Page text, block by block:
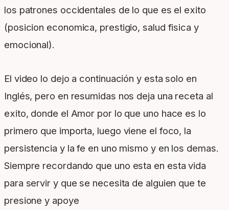
los patrones occidentales de lo que es el exito
(posicion economica, prestigio, salud fisica y
emocional).
El video lo dejo a continuación y esta solo en
Inglés, pero en resumidas nos deja una receta al
exito, donde el Amor por lo que uno hace es lo
primero que importa, luego viene el foco, la
persistencia y la fe en uno mismo y en los demas.
Siempre recordando que uno esta en esta vida
para servir y que se necesita de alguien que te
presione y apoye